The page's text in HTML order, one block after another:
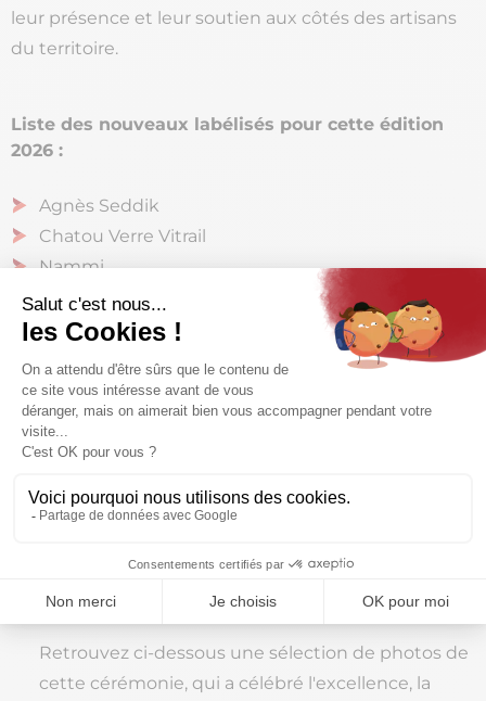
leur présence et leur soutien aux côtés des artisans
du territoire.
Liste des nouveaux labélisés pour cette édition
2026 :
Agnès Seddik
Chatou Verre Vitrail
Nammi
NS Cacaoterie
Atelier Stéphanie Hallaire
Les Épatants
Les 2 Gourmands
Marie Hamonou
Atelier SO GLASS
L'Ébénisterie d'Élise
Retrouvez ci-dessous une sélection de photos de
cette cérémonie, qui a célébré l'excellence, la